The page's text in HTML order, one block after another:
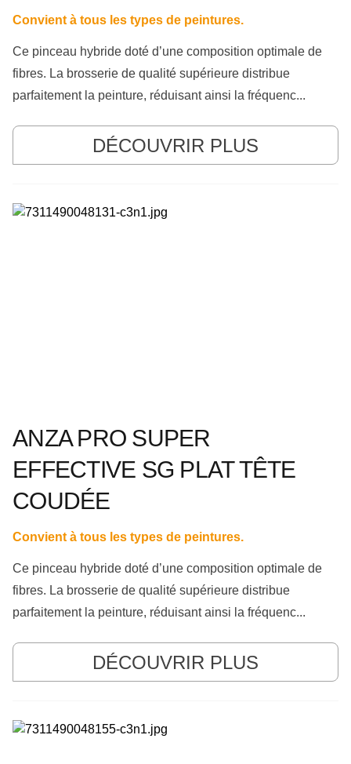
Convient à tous les types de peintures.
Ce pinceau hybride doté d’une composition optimale de
fibres. La brosserie de qualité supérieure distribue
parfaitement la peinture, réduisant ainsi la fréquenc...
DÉCOUVRIR PLUS
ANZA PRO SUPER
EFFECTIVE SG PLAT TÊTE
COUDÉE
Convient à tous les types de peintures.
Ce pinceau hybride doté d’une composition optimale de
fibres. La brosserie de qualité supérieure distribue
parfaitement la peinture, réduisant ainsi la fréquenc...
DÉCOUVRIR PLUS